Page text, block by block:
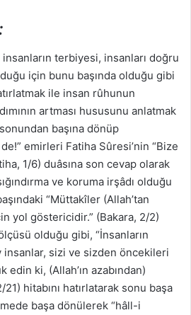
insanların terbiyesi, insanları doğru
için bunu başında olduğu gibi
ile insan rûhunun
artması hususunu anlatmak
başına dönüp
de!” emirleri Fatiha Sûresi’nin “Bize
1/6) duâsına son cevap olarak
ve koruma irşâdı olduğu
“Müttakîler (Allah’tan
yol göstericidir.” (Bakara, 2/2)
olduğu gibi, “İnsanların
insanlar, sizi ve sizden öncekileri
ki, (Allah’ın azabından)
21) hitabını hatırlatarak sonu başa
başa dönülerek “hâll-i